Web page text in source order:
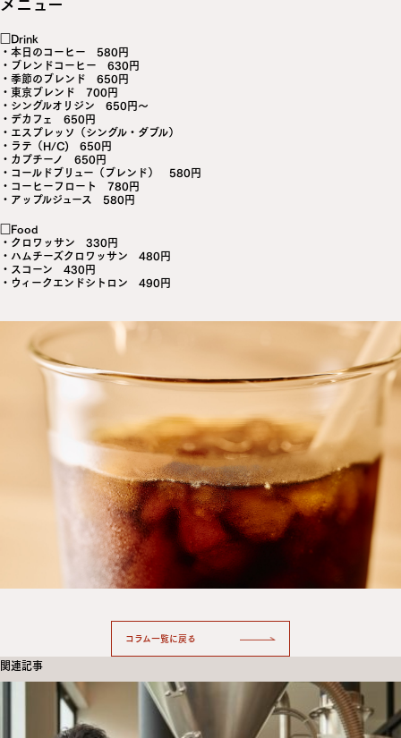
□Drink
・本日のコーヒー 580円
・ブレンドコーヒー 630円
・季節のブレンド 650円
・東京ブレンド 700円
・シングルオリジン 650円～
・デカフェ 650円
・エスプレッソ（シングル・ダブル）
・ラテ（H/C) 650円
・カプチーノ 650円
・コールドブリュー（ブレンド） 580円
・コーヒーフロート 780円
・アップルジュース 580円
□Food
・クロワッサン 330円
・ハムチーズクロワッサン 480円
・スコーン 430円
・ウィークエンドシトロン 490円
コラム一覧に戻る
関連記事